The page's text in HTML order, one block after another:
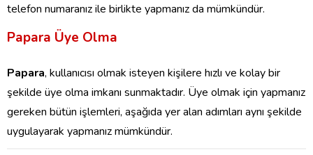
telefon numaranız ile birlikte yapmanız da mümkündür.
Papara Üye Olma
Papara, kullanıcısı olmak isteyen kişilere hızlı ve kolay bir
şekilde üye olma imkanı sunmaktadır. Üye olmak için yapmanız
gereken bütün işlemleri, aşağıda yer alan adımları aynı şekilde
uygulayarak yapmanız mümkündür.